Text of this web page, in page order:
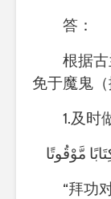
答：
根据
免于魔鬼
1.及时
مَّوْقُوتًا
“拜功